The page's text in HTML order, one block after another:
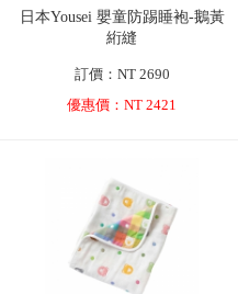
日本Yousei 嬰童防踢睡袍-鵝黃
絎縫
訂價：NT 2690
優惠價：NT 2421